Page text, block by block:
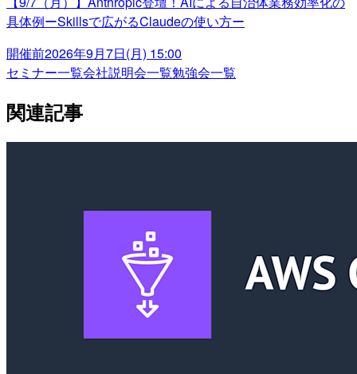
具体例ーSkillsで広がるClaudeの使い方ー
開催前2026年9月7日(月) 15:00
セミナー一覧会社説明会一覧勉強会一覧
関連記事